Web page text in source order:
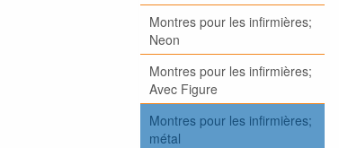
Montres pour les infirmières;
Neon
Montres pour les infirmières;
Avec Figure
Montres pour les infirmières;
métal